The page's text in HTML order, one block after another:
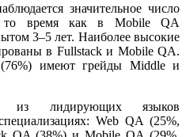
значительное число
то время как в Mobile QA
3–5 лет. Наиболее высокие
в Fullstack и Mobile QA.
(76%) имеют грейды Middle и
из лидирующих языков
Web QA (25%,